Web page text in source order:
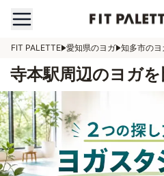
FIT PALETTE 愛知県のヨガ 知多市のヨ
寺本駅周辺のヨガ